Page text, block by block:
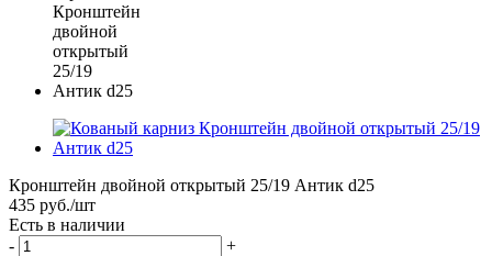
Кронштейн двойной открытый 25/19 Антик d25
435 руб./шт
Есть в наличии
-
+